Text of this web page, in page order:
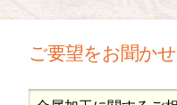
ご要望をお聞かせ